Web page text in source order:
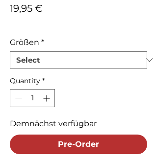
19,95 €
Größen *
Quantity *
Demnächst verfügbar
Pre-Order